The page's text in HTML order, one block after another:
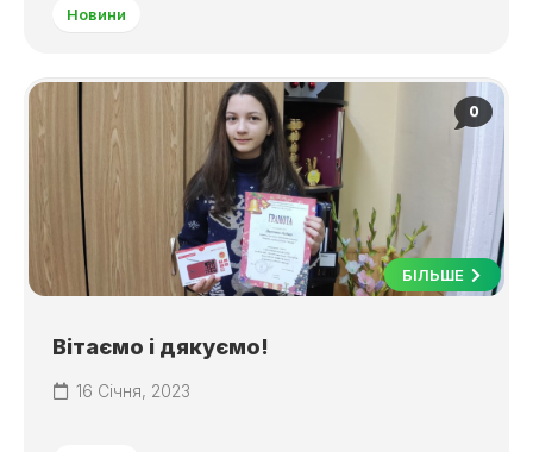
Новини
0
БІЛЬШЕ
Вітаємо і дякуємо!
16 Січня, 2023